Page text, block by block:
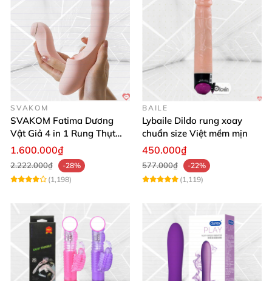
SVAKOM
SVAKOM Fatima Dương
Vật Giả 4 in 1 Rung Thụt
Hút Toả Nhiệt Massage Cho
1.600.000₫
2.222.000₫
-28%
(1,198)
BAILE
Lybaile Dildo rung xoay
chuẩn size Việt mềm mịn
450.000₫
577.000₫
-22%
(1,119)